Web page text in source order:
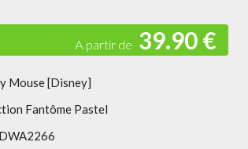
Mouse [Disney]
Fantôme Pastel
39.90 €